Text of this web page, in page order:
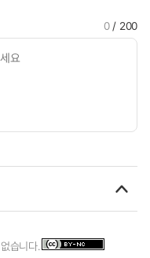
0/ 200
습니다.